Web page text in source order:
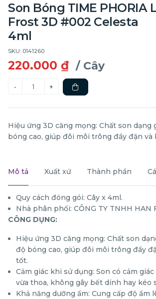
Son Bóng TIME PHORIA
Frost 3D #002 Celesta
4ml
SKU: 0141260
220.000 ₫ / Cây
Hiệu ứng 3D căng mọng: Chất son dạng
bóng cao, giúp đôi môi trông đầy đặn và
Mô tả Xuất xứ Thành phần
Quy cách đóng gói: Cây x 4ml.
Nhà phân phối: CÔNG TY TNHH HAN
CÔNG DỤNG:
Hiệu ứng 3D căng mọng: Chất son
độ bóng cao, giúp đôi môi trông đầy
tốt.
Cảm giác khi sử dụng: Son có cảm
vừa thoa, không gây bết dính hay kéo
Khả năng dưỡng ẩm: Cung cấp độ ẩm